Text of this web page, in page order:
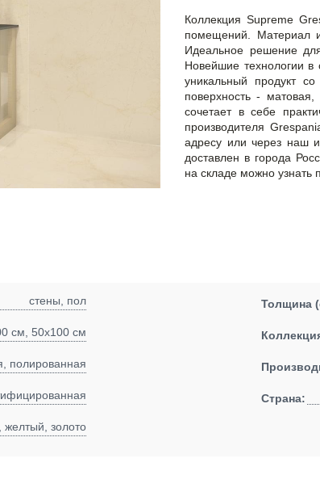
Коллекция Supreme
помещений. Материал
Идеальное решение
Новейшие технологии в
уникальный продукт
поверхность -
сочетает в себе
производителя
адресу или через наш
доставлен в города
на складе можно
стены, пол
см, 50x100 см
полированная
желтый, золото
Толщина
Страна: